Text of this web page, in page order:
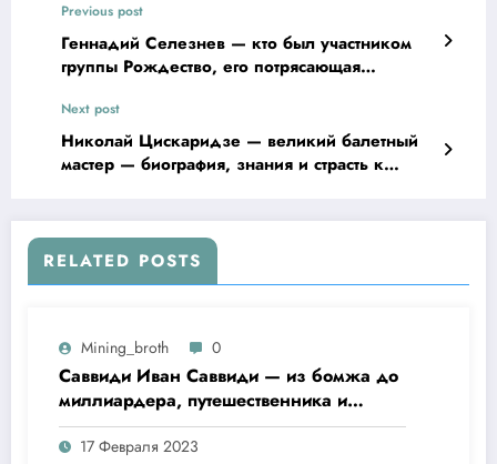
Previous post
Геннадий Селезнев — кто был участником
группы Рождество, его потрясающая
Next post
Николай Цискаридзе — великий балетный
мастер — биография, знания и страсть к
RELATED POSTS
Mining_broth 0
Саввиди Иван Саввиди — из бомжа до
миллиардера, путешественника и
футбольного президента —
удивительная биография
17 Февраля 2023